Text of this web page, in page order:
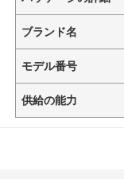
ブランド名
モデル番号
供給の能力